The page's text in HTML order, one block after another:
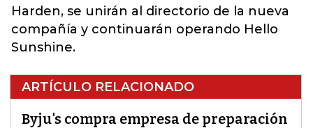
Harden, se unirán al directorio de la nueva
compañía y continuarán operando Hello
Sunshine.
ARTÍCULO RELACIONADO
Byju's compra empresa de preparación